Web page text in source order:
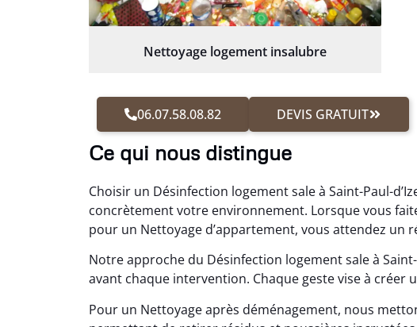
Nettoyage logement insalubre
06.07.58.08.82 DEVIS GRATUIT
Ce qui nous distingue
Choisir un Désinfection logement sale à Saint-Paul-
concrètement votre environnement. Lorsque vous
pour un Nettoyage d’appartement, vous attendez un
Notre approche du Désinfection logement sale à
avant chaque intervention. Chaque geste vise à créer
Pour un Nettoyage après déménagement, nous